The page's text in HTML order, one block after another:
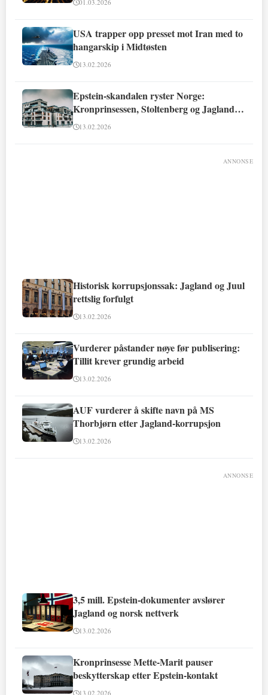
01.03.2026
USA trapper opp presset mot Iran med to
hangarskip i Midtøsten
13.02.2026
Epstein-skandalen ryster Norge:
Kronprinsessen, Stoltenberg og Jagland
involvert
13.02.2026
ANNONSE
Historisk korrupsjonssak: Jagland og Juul
rettslig forfulgt
13.02.2026
Vurderer påstander nøye før publisering:
Tillit krever grundig arbeid
13.02.2026
AUF vurderer å skifte navn på MS
Thorbjørn etter Jagland-korrupsjon
13.02.2026
ANNONSE
3,5 mill. Epstein-dokumenter avslører
Jagland og norsk nettverk
13.02.2026
Kronprinsesse Mette-Marit pauser
beskytterskap etter Epstein-kontakt
13.02.2026